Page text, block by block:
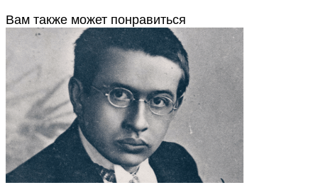
Вам также может понравиться